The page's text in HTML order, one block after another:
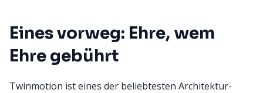
Eines vorweg: Ehre, wem
Ehre gebührt
Twinmotion ist eines der beliebtesten Architektur-